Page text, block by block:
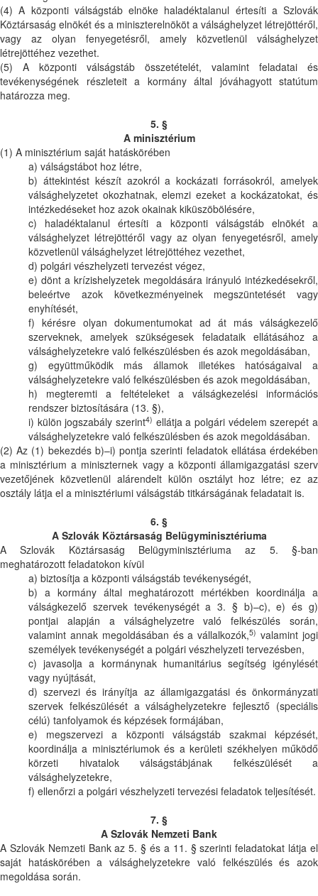
(4) A központi válságstáb elnöke haladéktalanul értesíti a Szlovák
Köztársaság elnökét és a miniszterelnököt a válsághelyzet létrejöttéről,
vagy az olyan fenyegetésről, amely közvetlenül válsághelyzet
létrejöttéhez vezethet.
(5) A központi válságstáb összetételét, valamint feladatai és
tevékenységének részleteit a kormány által jóváhagyott statútum
határozza meg.
5. §
A minisztérium
(1) A minisztérium saját hatáskörében
a) válságstábot hoz létre,
b) áttekintést készít azokról a kockázati forrásokról, amelyek
válsághelyzetet okozhatnak, elemzi ezeket a kockázatokat, és
intézkedéseket hoz azok okainak kiküszöbölésére,
c) haladéktalanul értesíti a központi válságstáb elnökét a
válsághelyzet létrejöttéről vagy az olyan fenyegetésről, amely
közvetlenül válsághelyzet létrejöttéhez vezethet,
d) polgári vészhelyzeti tervezést végez,
e) dönt a krízishelyzetek megoldására irányuló intézkedésekről,
beleértve azok következményeinek megszüntetését vagy
enyhítését,
f) kérésre olyan dokumentumokat ad át más válságkezelő
szerveknek, amelyek szükségesek feladataik ellátásához a
válsághelyzetekre való felkészülésben és azok megoldásában,
g) együttműködik más államok illetékes hatóságaival a
válsághelyzetekre való felkészülésben és azok megoldásában,
h) megteremti a feltételeket a válságkezelési információs
rendszer biztosítására (13. §),
i) külön jogszabály szerint4) ellátja a polgári védelem szerepét a
válsághelyzetekre való felkészülésben és azok megoldásában.
(2) Az (1) bekezdés b)–i) pontja szerinti feladatok ellátása érdekében
a minisztérium a miniszternek vagy a központi államigazgatási szerv
vezetőjének közvetlenül alárendelt külön osztályt hoz létre; ez az
osztály látja el a minisztériumi válságstáb titkárságának feladatait is.
6. §
A Szlovák Köztársaság Belügyminisztériuma
A Szlovák Köztársaság Belügyminisztériuma az 5. §-ban
meghatározott feladatokon kívül
a) biztosítja a központi válságstáb tevékenységét,
b) a kormány által meghatározott mértékben koordinálja a
válságkezelő szervek tevékenységét a 3. § b)–c), e) és g)
pontjai alapján a válsághelyzetre való felkészülés során,
valamint annak megoldásában és a vállalkozók,5) valamint jogi
személyek tevékenységét a polgári vészhelyzeti tervezésben,
c) javasolja a kormánynak humanitárius segítség igénylését
vagy nyújtását,
d) szervezi és irányítja az államigazgatási és önkormányzati
szervek felkészülését a válsághelyzetekre fejlesztő (speciális
célú) tanfolyamok és képzések formájában,
e) megszervezi a központi válságstáb szakmai képzését,
koordinálja a minisztériumok és a kerületi székhelyen működő
körzeti hivatalok válságstábjának felkészülését a
válsághelyzetekre,
f) ellenőrzi a polgári vészhelyzeti tervezési feladatok teljesítését.
7. §
A Szlovák Nemzeti Bank
A Szlovák Nemzeti Bank az 5. § és a 11. § szerinti feladatokat látja el
saját hatáskörében a válsághelyzetekre való felkészülés és azok
megoldása során.